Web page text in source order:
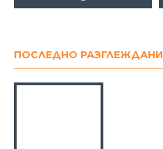
ПОСЛЕДНО РАЗГЛЕЖДАНИ